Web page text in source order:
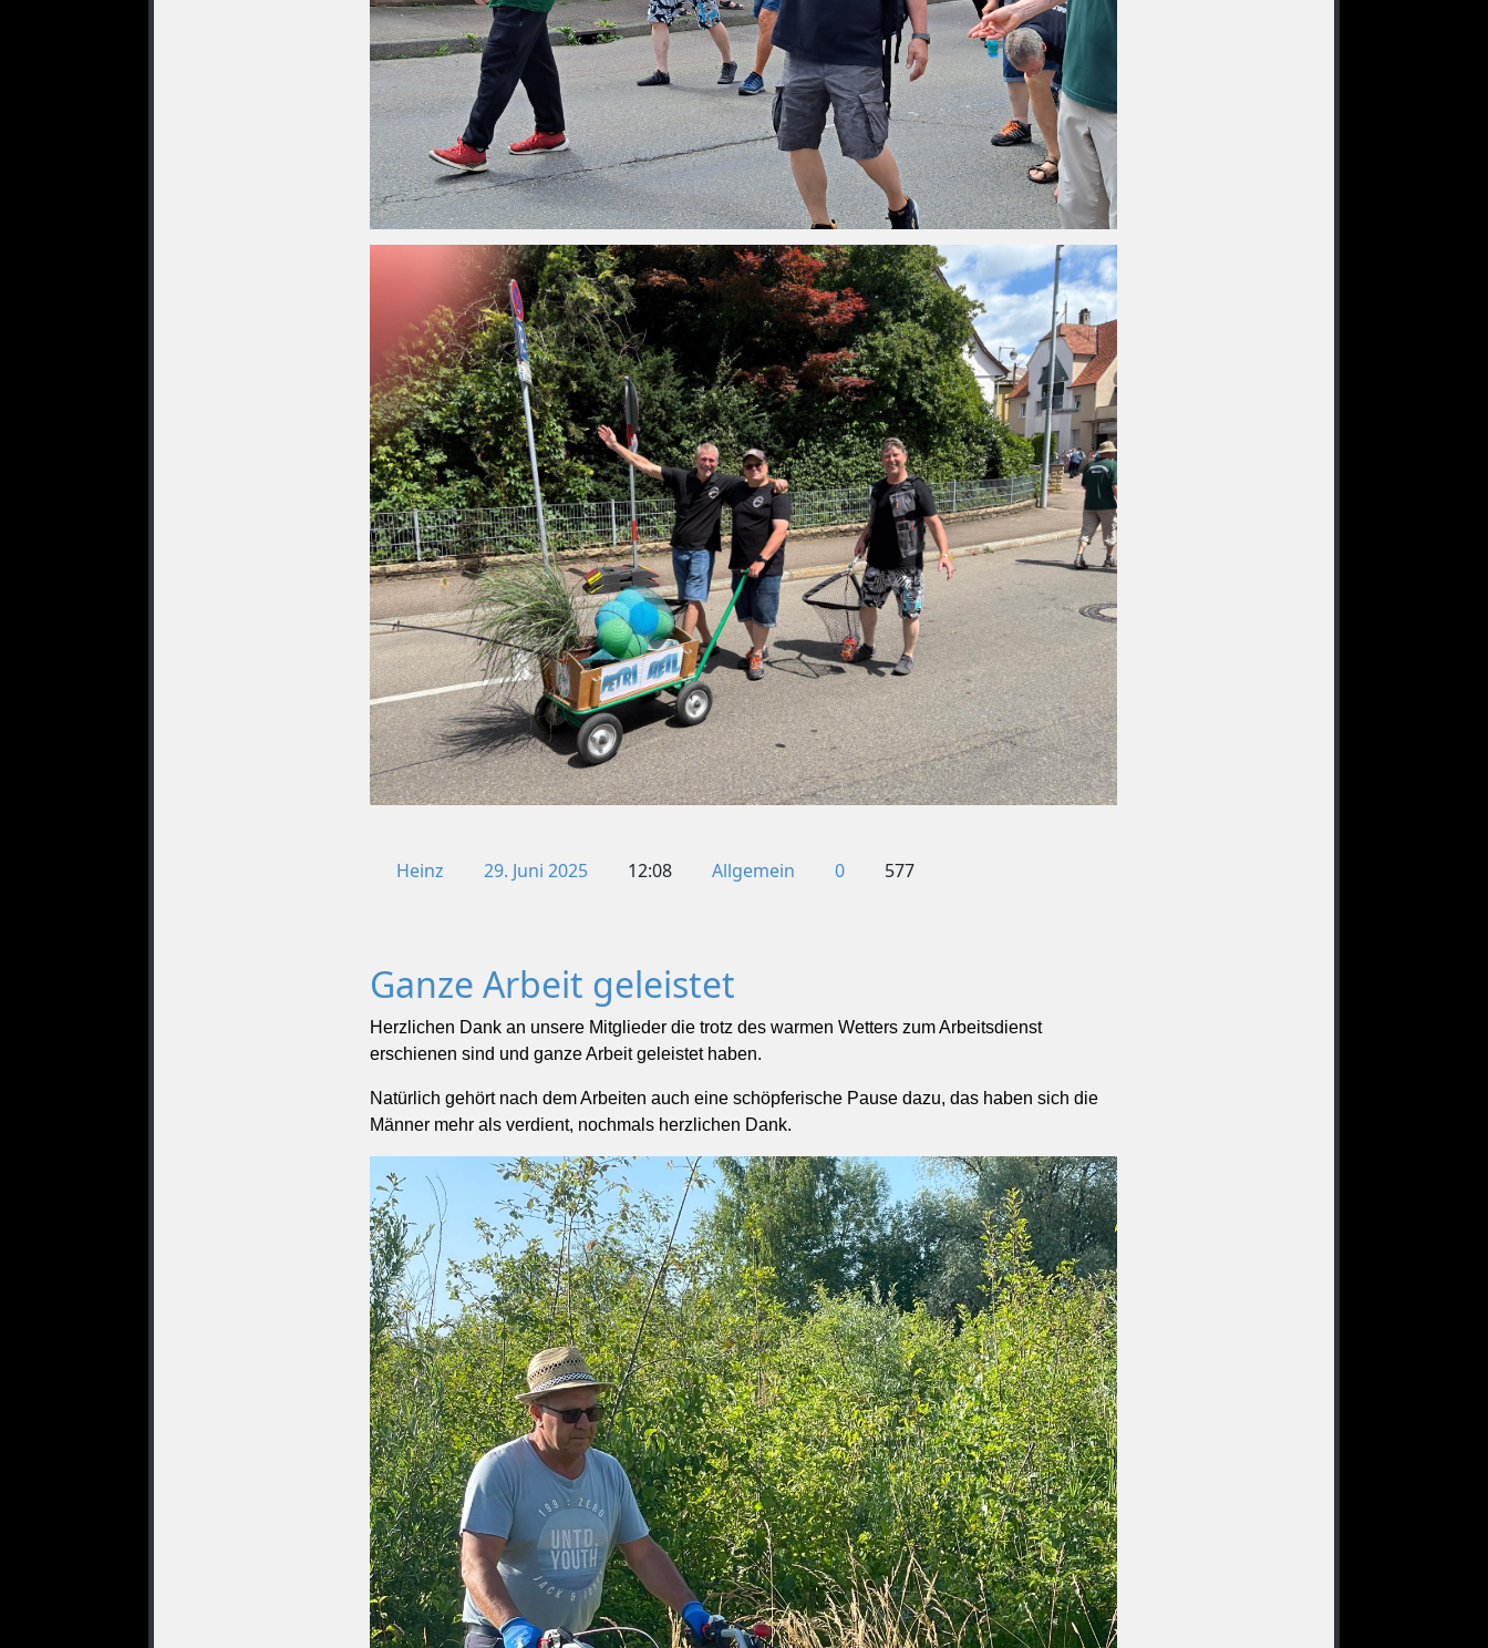
Heinz 29. Juni 2025 12:08 Allgemein 0 577
Ganze Arbeit geleistet
Herzlichen Dank an unsere Mitglieder die trotz des warmen Wetters zum Arbeitsdienst
erschienen sind und ganze Arbeit geleistet haben.
Natürlich gehört nach dem Arbeiten auch eine schöpferische Pause dazu, das haben sich die
Männer mehr als verdient, nochmals herzlichen Dank.